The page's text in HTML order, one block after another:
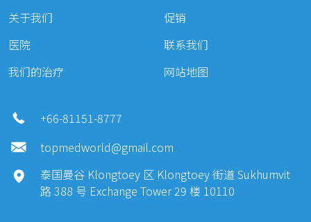
关于我们
医院
我们的治疗
促销
联系我们
网站地图
+66-81151-8777
topmedworld@gmail.com
泰国曼谷 Klongtoey 区 Klongtoey 街道 Sukhumvit
路 388 号 Exchange Tower 29 楼 10110